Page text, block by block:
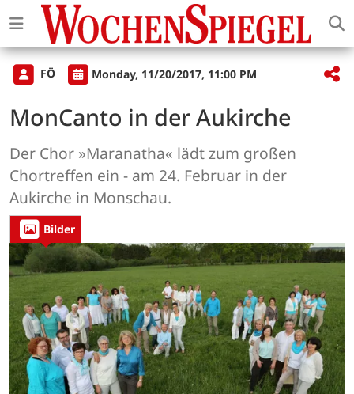
FÖ Monday, 11/20/2017, 11:00 PM
MonCanto in der Aukirche
Der Chor »Maranatha« lädt zum großen
Chortreffen ein - am 24. Februar in der
Aukirche in Monschau.
Bilder